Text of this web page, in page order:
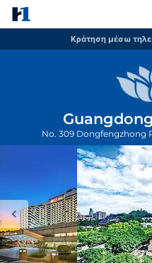
Κράτηση μέσω
No. 309 Dongfengzhong